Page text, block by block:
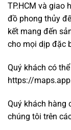
TP.HCM và giao
đồ phong thủy
kết mang đến
cho mọi dịp đặc
Quý khách có
https://
Quý khách hàng
chúng tôi trên